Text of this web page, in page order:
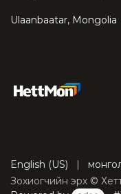
Ulaanbaatar, Mongolia
Зохиогчийн эрх ©
English (US) |